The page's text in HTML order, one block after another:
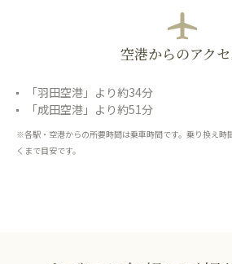
空港からのアク
「羽田空港」より約34分
「成田空港」より約51分
※各駅・空港からの所要時間は乗車時間です。乗り換え時
くまで目安です。